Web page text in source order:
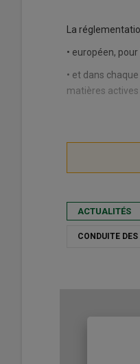
La
• européen,
• et dans
matières
ACTUALITÉS
CONDUITE